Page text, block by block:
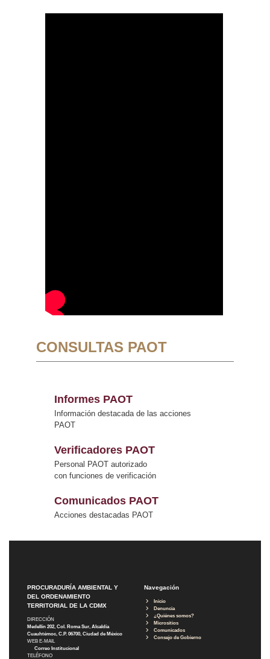
CONSULTAS PAOT
Informes PAOT
Información destacada de las acciones
PAOT
Verificadores PAOT
Personal PAOT autorizado
con funciones de verificación
Comunicados PAOT
Acciones destacadas PAOT
PROCURADURÍA AMBIENTAL Y
DEL ORDENAMIENTO
TERRITORIAL DE LA CDMX
DIRECCIÓN
Medellín 202, Col. Roma Sur, Alcaldía
Cuauhtémoc, C.P. 06700, Ciudad de México
WEB E-MAIL
Correo Institucional
TELÉFONO
Navegación
Inicio
Denuncia
¿Quiénes somos?
Micrositios
Comunicados
Consejo de Gobierno